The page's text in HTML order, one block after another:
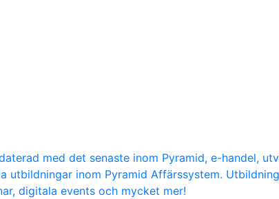
med det senaste inom Pyramid, e-handel,
utbildningar inom Pyramid Affärssystem.
digitala events och mycket mer!